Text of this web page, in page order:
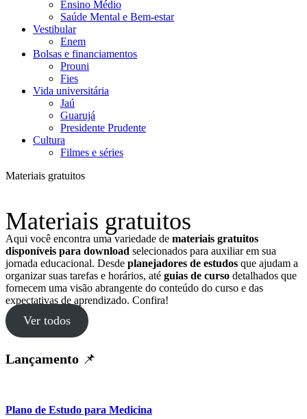
Ensino Médio
Saúde Mental e Bem-estar
Vestibular
Enem
Bolsas e financiamentos
Prouni
Fies
Vida universitária
Jaú
Guarujá
Presidente Prudente
Cultura
Filmes e séries
Materiais gratuitos
Materiais gratuitos
Aqui você encontra uma variedade de materiais gratuitos
disponíveis para download selecionados para auxiliar em sua
jornada educacional. Desde planejadores de estudos que ajudam a
organizar suas tarefas e horários, até guias de curso detalhados que
fornecem uma visão abrangente do conteúdo do curso e das
expectativas de aprendizado. Confira!
Ver todos
Lançamento 📌
Plano de Estudo para Medicina